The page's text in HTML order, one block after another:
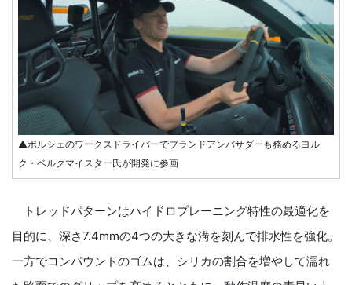
▲ポルシェのワークスドライバーでブランドアンバサダーも務めるヨル
ク・ベルクマイスター氏が開発に参画
トレッドパターンはハイドロプレーニング特性の最適化を
目的に、深さ7.4mmの4つの大きな溝を刻んで排水性を強化。
一方でコンパウンドのゴムは、シリカの割合を増やして濡れ